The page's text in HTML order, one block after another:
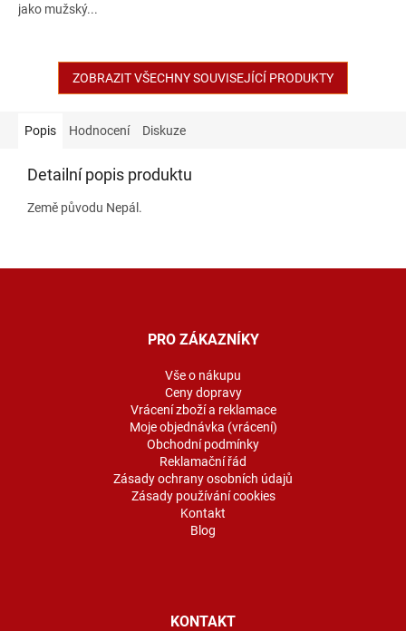
jako mužský...
ZOBRAZIT VŠECHNY SOUVISEJÍCÍ PRODUKTY
Popis Hodnocení Diskuze
Detailní popis produktu
Země původu Nepál.
PRO ZÁKAZNÍKY
Vše o nákupu
Ceny dopravy
Vrácení zboží a reklamace
Moje objednávka (vrácení)
Obchodní podmínky
Reklamační řád
Zásady ochrany osobních údajů
Zásady používání cookies
Kontakt
Blog
KONTAKT